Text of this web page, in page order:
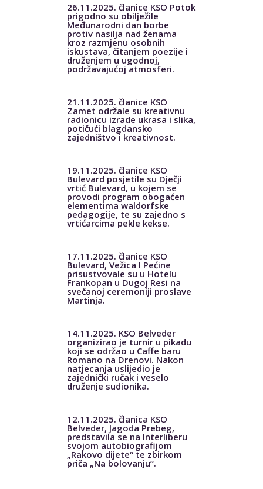
26.11.2025. članice KSO Potok
prigodno su obilježile
Međunarodni dan borbe
protiv nasilja nad ženama
kroz razmjenu osobnih
iskustava, čitanjem poezije i
druženjem u ugodnoj,
podržavajućoj atmosferi.
21.11.2025. članice KSO
Zamet održale su kreativnu
radionicu izrade ukrasa i slika,
potičući blagdansko
zajedništvo i kreativnost.
19.11.2025. članice KSO
Bulevard posjetile su Dječji
vrtić Bulevard, u kojem se
provodi program obogaćen
elementima waldorfske
pedagogije, te su zajedno s
vrtićarcima pekle kekse.
17.11.2025. članice KSO
Bulevard, Vežica I Pećine
prisustvovale su u Hotelu
Frankopan u Dugoj Resi na
svečanoj ceremoniji proslave
Martinja.
14.11.2025. KSO Belveder
organizirao je turnir u pikadu
koji se održao u Caffe baru
Romano na Drenovi. Nakon
natjecanja uslijedio je
zajednički ručak i veselo
druženje sudionika.
12.11.2025. članica KSO
Belveder, Jagoda Prebeg,
predstavila se na Interliberu
svojom autobiografijom
„Rakovo dijete“ te zbirkom
priča „Na bolovanju“.